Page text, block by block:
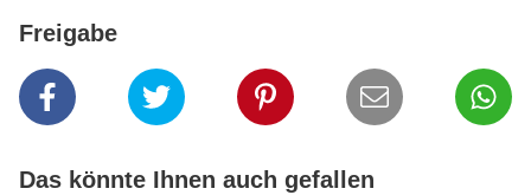
Freigabe
Das könnte Ihnen auch gefallen